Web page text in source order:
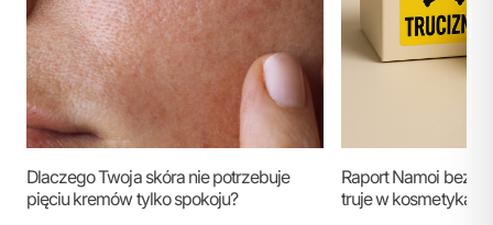
ZWROTY I REKLAMACJE
MOJE KONTO
REGULAMIN KLUBU LOJALNOŚCIOWEGO
Dlaczego Twoja skóra nie potrzebuje
pięciu kremów tylko spokoju?
Raport Namoi bez
truje w